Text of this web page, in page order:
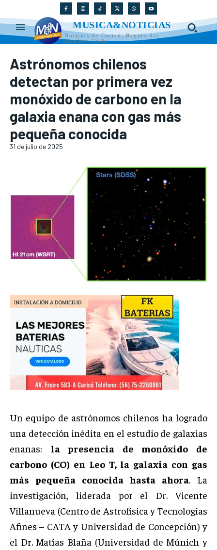
MUSICA&NOTICIAS
Noticias de Curicó, Región del
Maule y Chile
Astrónomos chilenos
detectan por primera vez
monóxido de carbono en la
galaxia enana con gas más
pequeña conocida
31 de julio de 2025
Un equipo de astrónomos chilenos ha logrado
una detección inédita en el estudio de galaxias
enanas: la presencia de monóxido de
carbono (CO) en Leo T, la galaxia con gas
más pequeña conocida hasta ahora. La
investigación, liderada por el Dr. Vicente
Villanueva (Centro de Astrofísica y Tecnologías
Afines – CATA y Universidad de Concepción) y
el Dr. Matías Blaña (Universidad de Múnich y